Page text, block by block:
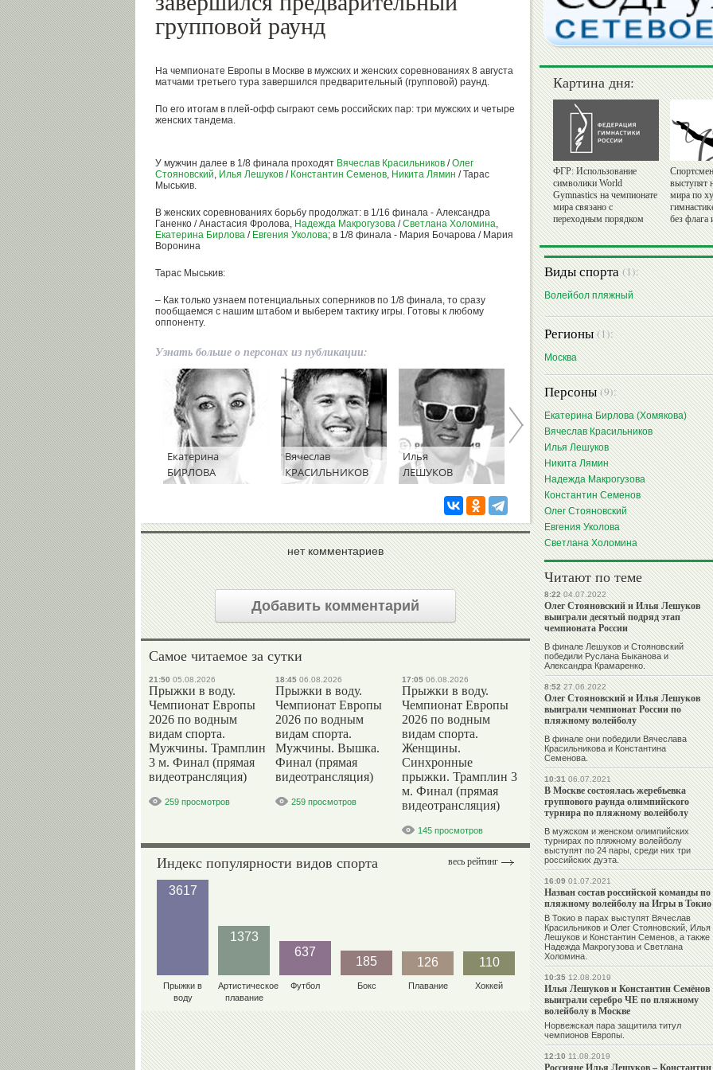
групповой раунд
На чемпионате Европы в Москве в мужских и женских соревнованиях 8 августа
матчами третьего тура завершился предварительный (групповой) раунд.
По его итогам в плей-офф сыграют семь российских пар: три мужских и четыре
женских тандема.
У мужчин далее в 1/8 финала проходят Вячеслав Красильников /Олег
Стояновский, Илья Лешуков / Константин Семенов, Никита Лямин / Тарас
Мыськив.
В женских соревнованиях борьбу продолжат: в 1/16 финала - Александра
Ганенко / Анастасия Фролова, Надежда Макрогузова /Светлана Холомина,
Екатерина Бирлова / Евгения Уколова; в 1/8 финала - Мария Бочарова / Мария
Воронина
Тарас Мыськив:
– Как только узнаем потенциальных соперников по 1/8 финала, то сразу
пообщаемся с нашим штабом и выберем тактику игры. Готовы к любому
оппоненту.
Узнать больше о персонах из публикации:
Екатерина
БИРЛОВА
Вячеслав
КРАСИЛЬНИКОВ
Илья
ЛЕШУКОВ
Никита
ЛЯМИН
Надежда
МАКРОГУЗОВА
нет комментариев
Добавить комментарий
Самое читаемое за сутки
21:50 05.08.2026
Прыжки в воду.
Чемпионат Европы
2026 по водным
видам спорта.
Мужчины. Трамплин
3 м. Финал (прямая
видеотрансляция)
259 просмотров
18:45 06.08.2026
Прыжки в воду.
Чемпионат Европы
2026 по водным
видам спорта.
Мужчины. Вышка.
Финал (прямая
видеотрансляция)
259 просмотров
17:05 06.08.2026
Прыжки в воду.
Чемпионат Европы
2026 по водным
видам спорта.
Женщины.
Синхронные
прыжки. Трамплин 3
м. Финал (прямая
видеотрансляция)
145 просмотров
весь рейтинг
Индекс популярности видов спорта
3617
Прыжки в
воду
1373
Артистическое
плавание
637
Футбол
185
Бокс
126
Плавание
110
Хоккей
Картина дня:
ФГР: Использование
символики World
Gymnastics на чемпионате
мира связано с
переходным порядком
выступят
мира по
без флага
Виды спорта(1):
Волейбол пляжный
Регионы(1):
Москва
Персоны(9):
Екатерина Бирлова (Хомякова)
Вячеслав Красильников
Илья Лешуков
Никита Лямин
Надежда Макрогузова
Константин Семенов
Олег Стояновский
Евгения Уколова
Светлана Холомина
Читают по теме
8:2204.07.2022
Олег Стояновский и Илья Лешуков
выиграли десятый подряд этап
чемпионата России
В финале Лешуков и Стояновский
победили Руслана Быканова и
Александра Крамаренко.
8:5227.06.2022
Олег Стояновский и Илья Лешуков
выиграли чемпионат России по
пляжному волейболу
В финале они победили Вячеслава
Красильникова и Константина
Семенова.
10:3106.07.2021
В Москве состоялась жеребьевка
группового раунда олимпийского
турнира по пляжному волейболу
В мужском и женском олимпийских
турнирах по пляжному волейболу
выступят по 24 пары, среди них три
российских дуэта.
16:0901.07.2021
Назван состав российской команды по
пляжному волейболу на Игры в Токио
В Токио в парах выступят Вячеслав
Красильников и Олег Стояновский, Илья
Лешуков и Константин Семенов, а также
Надежда Макрогузова и Светлана
Холомина.
10:3512.08.2019
Илья Лешуков и Константин Семёнов
выиграли серебро ЧЕ по пляжному
волейболу в Москве
Норвежская пара защитила титул
чемпионов Европы.
12:1011.08.2019